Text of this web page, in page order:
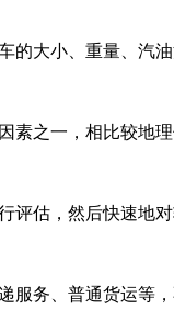
的大小、重量、汽
素之一，相比较地
评估，然后快速地
服务、普通货运等